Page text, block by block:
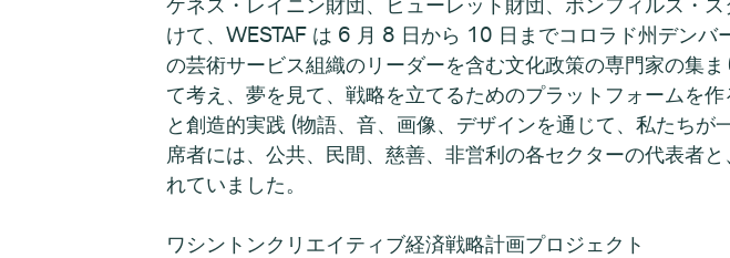
けて、WESTAF は 6 月 8 日から 10 日までコロラド州デン
の芸術サービス組織のリーダーを含む文化政策の専門家の集
て考え、夢を見て、戦略を立てるためのプラットフォームを
と創造的実践 (物語、音、画像、デザインを通じて、私たち
席者には、公共、民間、慈善、非営利の各セクターの代表者
れていました。
ワシントンクリエイティブ経済戦略計画プロジェクト